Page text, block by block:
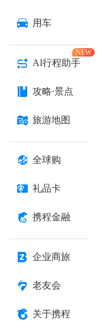
用车
AI行程助手
NEW
攻略·景点
旅游地图
全球购
礼品卡
携程金融
企业商旅
老友会
关于携程